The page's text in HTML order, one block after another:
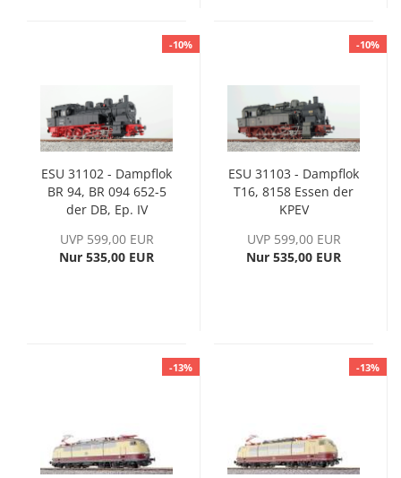
-10%
ESU 31102 - Dampflok
BR 94, BR 094 652-5
der DB, Ep. IV
UVP 599,00 EUR
Nur 535,00 EUR
-10%
ESU 31103 - Dampflok
T16, 8158 Essen der
KPEV
UVP 599,00 EUR
Nur 535,00 EUR
-13% -13%